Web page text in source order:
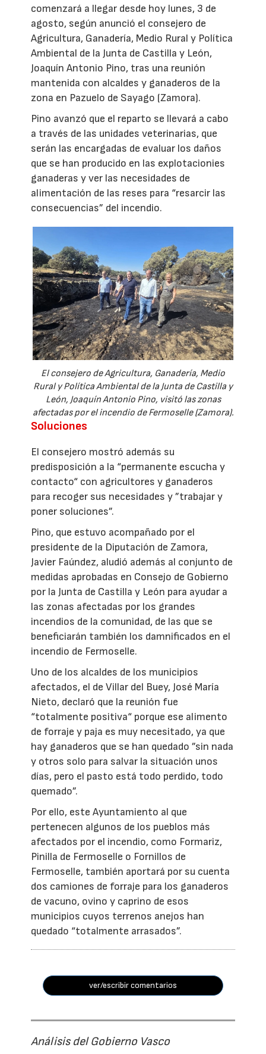
comenzará a llegar desde hoy lunes, 3 de
agosto, según anunció el consejero de
Agricultura, Ganadería, Medio Rural y Política
Ambiental de la Junta de Castilla y León,
Joaquín Antonio Pino, tras una reunión
mantenida con alcaldes y ganaderos de la
zona en Pazuelo de Sayago (Zamora).
Pino avanzó que el reparto se llevará a cabo
a través de las unidades veterinarias, que
serán las encargadas de evaluar los daños
que se han producido en las explotacionies
ganaderas y ver las necesidades de
alimentación de las reses para “resarcir las
consecuencias” del incendio.
El consejero de Agricultura, Ganadería, Medio
Rural y Política Ambiental de la Junta de Castilla y
León, Joaquín Antonio Pino, visitó las zonas
afectadas por el incendio de Fermoselle (Zamora).
Soluciones
El consejero mostró además su
predisposición a la “permanente escucha y
contacto“ con agricultores y ganaderos
para recoger sus necesidades y ”trabajar y
poner soluciones”.
Pino, que estuvo acompañado por el
presidente de la Diputación de Zamora,
Javier Faúndez, aludió además al conjunto de
medidas aprobadas en Consejo de Gobierno
por la Junta de Castilla y León para ayudar a
las zonas afectadas por los grandes
incendios de la comunidad, de las que se
beneficiarán también los damnificados en el
incendio de Fermoselle.
Uno de los alcaldes de los municipios
afectados, el de Villar del Buey, José María
Nieto, declaró que la reunión fue
“totalmente positiva“ porque ese alimento
de forraje y paja es muy necesitado, ya que
hay ganaderos que se han quedado ”sin nada
y otros solo para salvar la situación unos
días, pero el pasto está todo perdido, todo
quemado”.
Por ello, este Ayuntamiento al que
pertenecen algunos de los pueblos más
afectados por el incendio, como Formariz,
Pinilla de Fermoselle o Fornillos de
Fermoselle, también aportará por su cuenta
dos camiones de forraje para los ganaderos
de vacuno, ovino y caprino de esos
municipios cuyos terrenos anejos han
quedado “totalmente arrasados”.
ver/escribir comentarios
Análisis del Gobierno Vasco